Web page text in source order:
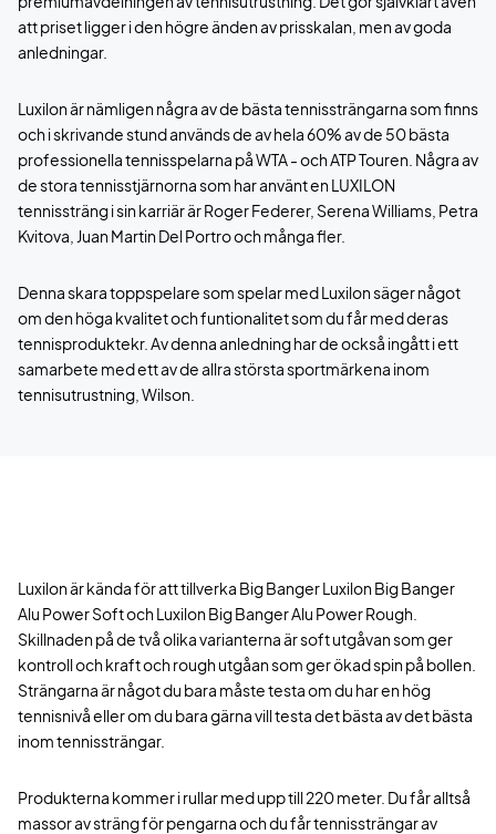
att priset ligger i den högre änden av prisskalan, men av goda
anledningar.
Luxilon är nämligen några av de bästa tennissträngarna som finns
och i skrivande stund används de av hela 60% av de 50 bästa
professionella tennisspelarna på WTA - och ATP Touren. Några av
de stora tennisstjärnorna som har använt en LUXILON
tennissträng i sin karriär är Roger Federer, Serena Williams, Petra
Kvitova, Juan Martin Del Portro och många fler.
Denna skara toppspelare som spelar med Luxilon säger något
om den höga kvalitet och funtionalitet som du får med deras
tennisproduktekr. Av denna anledning har de också ingått i ett
samarbete med ett av de allra största sportmärkena inom
tennisutrustning, Wilson.
Luxilon är kända för att tillverka Big Banger Luxilon Big Banger
Alu Power Soft och Luxilon Big Banger Alu Power Rough.
Skillnaden på de två olika varianterna är soft utgåvan som ger
kontroll och kraft och rough utgåan som ger ökad spin på bollen.
Strängarna är något du bara måste testa om du har en hög
tennisnivå eller om du bara gärna vill testa det bästa av det bästa
inom tennissträngar.
Produkterna kommer i rullar med upp till 220 meter. Du får alltså
massor av sträng för pengarna och du får tennissträngar av